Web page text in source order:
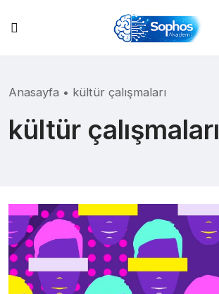
content
Anasayfa • kültür çalışmaları
kültür çalışmaları